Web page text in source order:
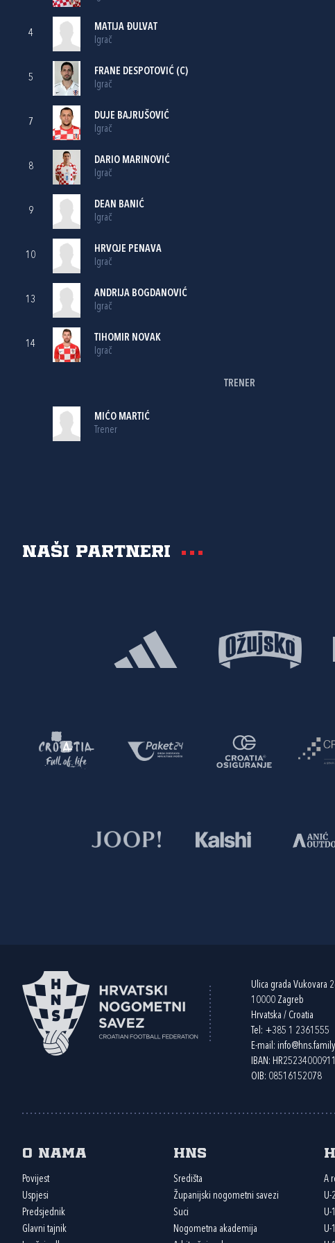
4
MATIJA ĐULVAT
Igrač
5
FRANE DESPOTOVIĆ (C)
Igrač
7
DUJE BAJRUŠOVIĆ
Igrač
8
DARIO MARINOVIĆ
Igrač
9
DEAN BANIĆ
Igrač
10
HRVOJE PENAVA
Igrač
13
ANDRIJA BOGDANOVIĆ
Igrač
14
TIHOMIR NOVAK
Igrač
TRENER
MIĆO MARTIĆ
Trener
Naši partneri
Ulica grada Vukovara
10000 Zagreb
Hrvatska / Croatia
Tel: +385 1 2361555
E-mail: info@hns.family
IBAN:
OIB: 08516152078
O nama
Povijest
Uspjesi
Predsjednik
Glavni tajnik
HNS
Središta
Županijski nogometni savezi
Suci
Nogometna akademija
A
U-
U-
U-